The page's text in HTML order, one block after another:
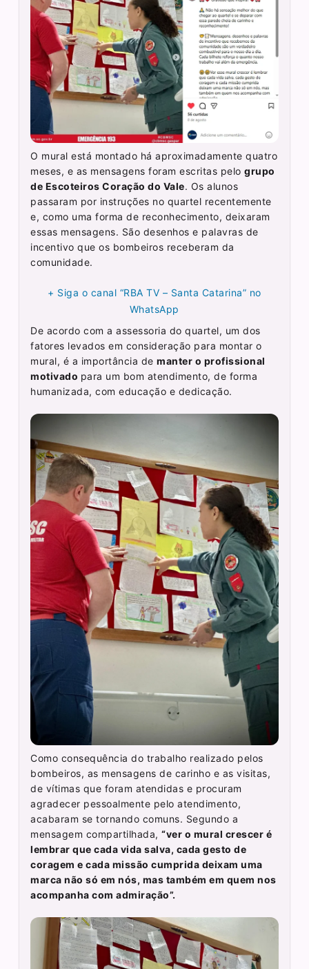
O mural está montado há aproximadamente quatro
meses, e as mensagens foram escritas pelogrupo
de Escoteiros Coração do Vale. Os alunos
passaram por instruções no quartel recentemente
e, como uma forma de reconhecimento, deixaram
essas mensagens. São desenhos e palavras de
incentivo que os bombeiros receberam da
comunidade.
+ Siga o canal “RBA TV – Santa Catarina” no
WhatsApp
De acordo com a assessoria do quartel, um dos
fatores levados em consideração para montar o
mural, é a importância demanter o profissional
motivado para um bom atendimento, de forma
humanizada, com educação e dedicação.
Como consequência do trabalho realizado pelos
bombeiros, as mensagens de carinho e as visitas,
de vítimas que foram atendidas e procuram
agradecer pessoalmente pelo atendimento,
acabaram se tornando comuns. Segundo a
mensagem compartilhada,“ver o mural crescer é
lembrar que cada vida salva, cada gesto de
coragem e cada missão cumprida deixam uma
marca não só em nós, mas também em quem nos
acompanha com admiração”.